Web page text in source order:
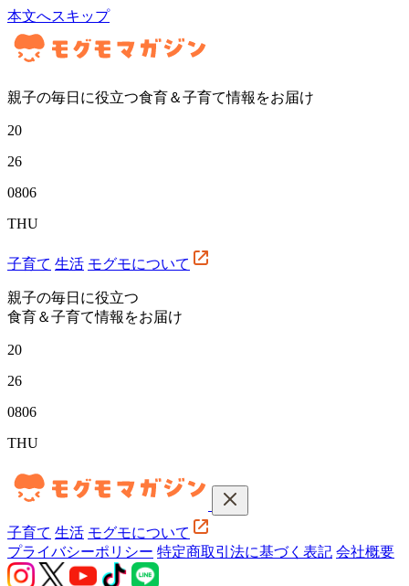
本文へスキップ
親子の毎日に役立つ食育＆子育て情報をお届け
20
26
0806
THU
子育て 生活 モグモについて
親子の毎日に役立つ
食育＆子育て情報をお届け
20
26
0806
THU
子育て 生活 モグモについて
プライバシーポリシー 特定商取引法に基づく表記 会社概要